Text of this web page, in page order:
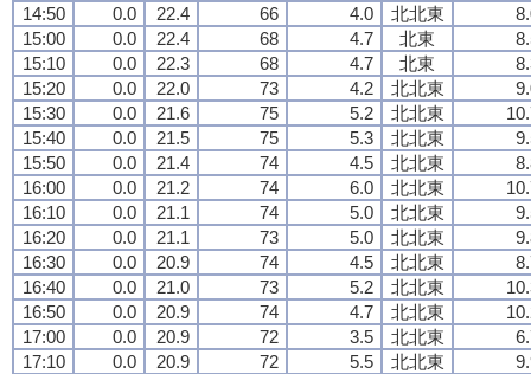
14:50 0.0 22.4 66 4.0 北北東
15:00
0.0 22.4 68 4.7 北東
15:10
0.0 22.3 68 4.7 北東
15:20
0.0 22.0 73 4.2 北北東
15:30
0.0 21.6 75 5.2 北北東
15:40
0.0 21.5 75 5.3 北北東
15:50
0.0 21.4 74 4.5 北北東
16:00
0.0 21.2 74 6.0 北北東
16:10
0.0 21.1 74 5.0 北北東
16:20
0.0 21.1 73 5.0 北北東
16:30
0.0 20.9 74 4.5 北北東
16:40
0.0 21.0 73 5.2 北北東
16:50
0.0 20.9 74 4.7 北北東
17:00
0.0 20.9 72 3.5 北北東
17:10
0.0 20.9 72 5.5 北北東